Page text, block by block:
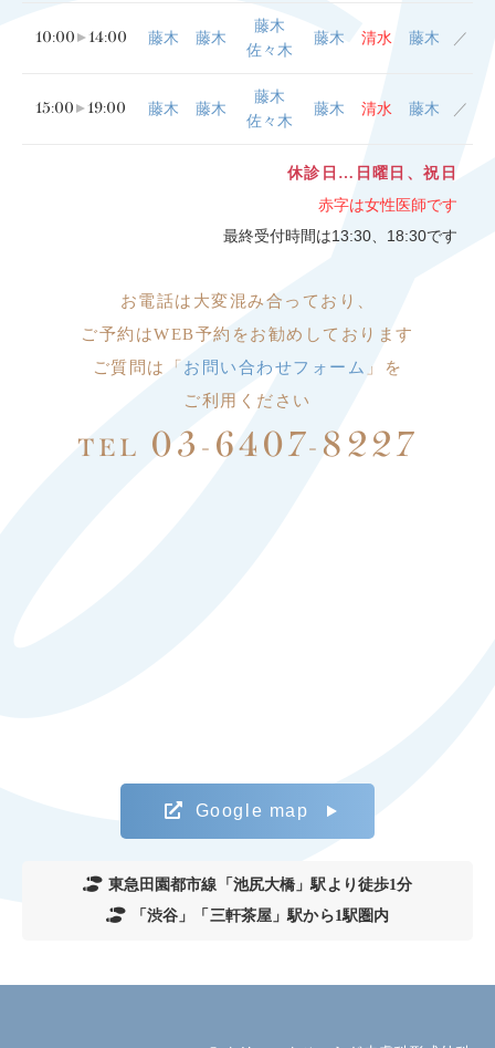
10:00 14:00 藤木 藤木
藤木
佐々木
藤木 清水 藤木 ／
15:00 19:00 藤木 藤木
藤木
佐々木
藤木 清水 藤木 ／
休診日…日曜日、祝日
赤字は女性医師です
最終受付時間は13:30、18:30です
お電話は大変混み合っており、
ご予約はWEB予約をお勧めしております
ご質問は「 お問い合わせフォーム 」を
ご利用ください
TEL 03-6407-8227
Google map
東急田園都市線「池尻大橋」駅より徒歩1分
「渋谷」「三軒茶屋」駅から1駅圏内